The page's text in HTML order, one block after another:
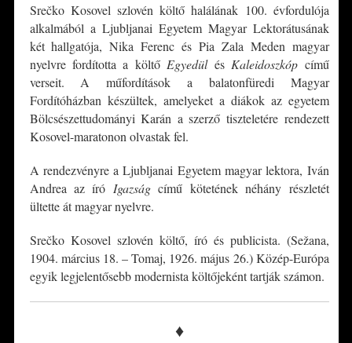
Srečko Kosovel szlovén költő halálának 100. évfordulója
alkalmából a Ljubljanai Egyetem Magyar Lektorátusának
két hallgatója, Nika Ferenc és Pia Zala Meden magyar
nyelvre fordította a költő Egyedül és Kaleidoszkóp című
verseit. A műfordítások a balatonfüredi Magyar
Fordítóházban készültek, amelyeket a diákok az egyetem
Bölcsészettudományi Karán a szerző tiszteletére rendezett
Kosovel-maratonon olvastak fel.
A rendezvényre a Ljubljanai Egyetem magyar lektora, Iván
Andrea az író Igazságcímű kötetének néhány részletét
ültette át magyar nyelvre.
Srečko Kosovel szlovén költő, író és publicista. (Sežana,
1904. március 18. – Tomaj, 1926. május 26.) Közép-Európa
egyik legjelentősebb modernista költőjeként tartják számon.
♦